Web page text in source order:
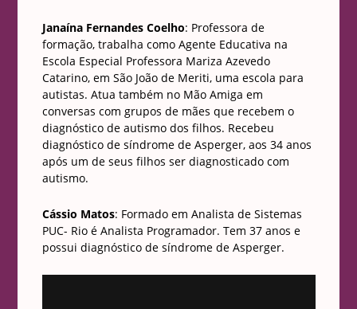
Janaína Fernandes Coelho: Professora de
formação, trabalha como Agente Educativa na
Escola Especial Professora Mariza Azevedo
Catarino, em São João de Meriti, uma escola para
autistas. Atua também no Mão Amiga em
conversas com grupos de mães que recebem o
diagnóstico de autismo dos filhos. Recebeu
diagnóstico de síndrome de Asperger, aos 34 anos
após um de seus filhos ser diagnosticado com
autismo.
Cássio Matos: Formado em Analista de Sistemas
PUC- Rio é Analista Programador. Tem 37 anos e
possui diagnóstico de síndrome de Asperger.